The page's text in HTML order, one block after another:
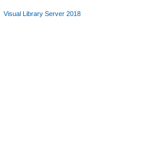
Visual Library Server 2018